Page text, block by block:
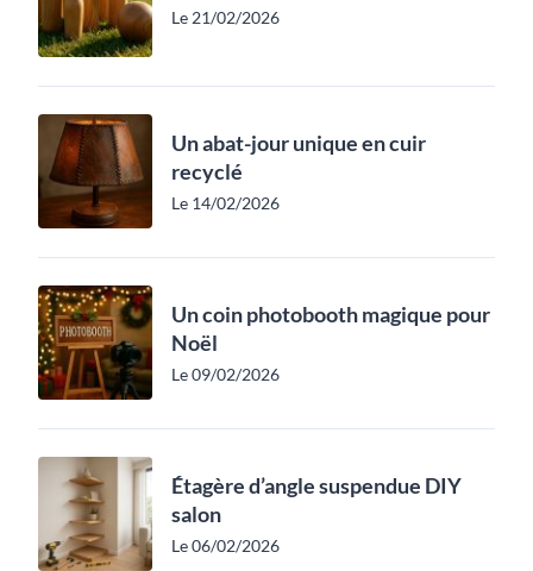
Le 21/02/2026
Un abat-jour unique en cuir
recyclé
Le 14/02/2026
Un coin photobooth magique pour
Noël
Le 09/02/2026
Étagère d’angle suspendue DIY
salon
Le 06/02/2026